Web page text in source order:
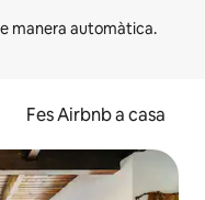
Fes Airbnb a casa